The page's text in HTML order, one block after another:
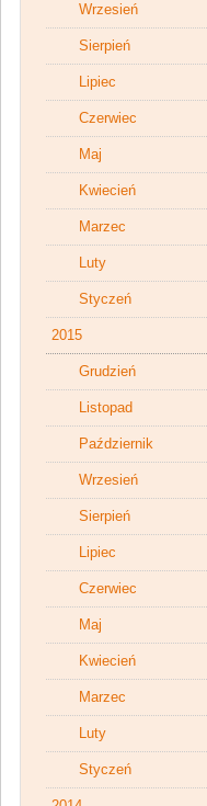
Wrzesień
Sierpień
Lipiec
Czerwiec
Maj
Kwiecień
Marzec
Luty
Styczeń
2015
Grudzień
Listopad
Październik
Wrzesień
Sierpień
Lipiec
Czerwiec
Maj
Kwiecień
Marzec
Luty
Styczeń